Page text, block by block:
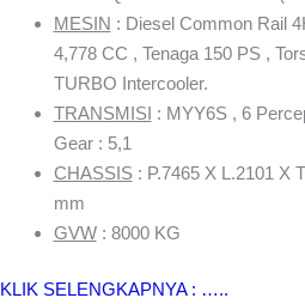
MESIN : Diesel Common Rail
4,778 CC , Tenaga 150 PS ,
TURBO Intercooler.
TRANSMISI : MYY6S , 6
Gear : 5,1
CHASSIS: P.7465 X L.2101 X
mm
GVW: 8000 KG
KLIK SELENGKAPNYA : …..